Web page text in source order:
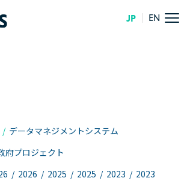
JP EN
データマネジメントシステム
府プロジェクト
2026 2025 2025 2023
2023